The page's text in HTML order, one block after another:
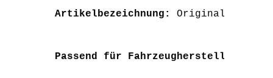
Artikelbezeichnung: Original VW
Passend für Fahrzeughersteller: